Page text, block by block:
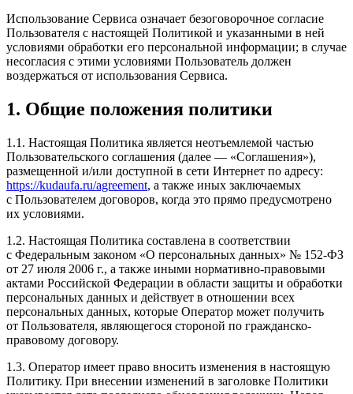
Использование Сервиса означает безоговорочное согласие
Пользователя с настоящей Политикой и указанными в ней
условиями обработки его персональной информации; в случае
несогласия с этими условиями Пользователь должен
воздержаться от использования Сервиса.
1. Общие положения политики
1.1. Настоящая Политика является неотъемлемой частью
Пользовательского соглашения (далее — «Соглашения»),
размещенной и/или доступной в сети Интернет по адресу:
https://kudaufa.ru/agreement, а также иных заключаемых
с Пользователем договоров, когда это прямо предусмотрено
их условиями.
1.2. Настоящая Политика составлена в соответствии
с Федеральным законом «О персональных данных» № 152-ФЗ
от 27 июля 2006 г., а также иными нормативно-правовыми
актами Российской Федерации в области защиты и обработки
персональных данных и действует в отношении всех
персональных данных, которые Оператор может получить
от Пользователя, являющегося стороной по гражданско-
правовому договору.
1.3. Оператор имеет право вносить изменения в настоящую
Политику. При внесении изменений в заголовке Политики